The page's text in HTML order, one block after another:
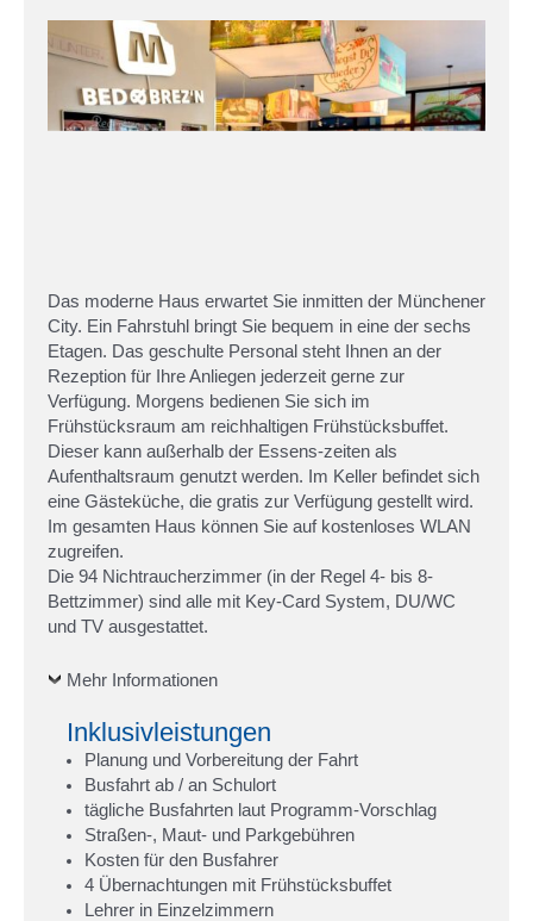
Das moderne Haus erwartet Sie inmitten der Münchener
City. Ein Fahrstuhl bringt Sie bequem in eine der sechs
Etagen. Das geschulte Personal steht Ihnen an der
Rezeption für Ihre Anliegen jederzeit gerne zur
Verfügung. Morgens bedienen Sie sich im
Frühstücksraum am reichhaltigen Frühstücksbuffet.
Dieser kann außerhalb der Essens-zeiten als
Aufenthaltsraum genutzt werden. Im Keller befindet sich
eine Gästeküche, die gratis zur Verfügung gestellt wird.
Im gesamten Haus können Sie auf kostenloses WLAN
zugreifen.
Die 94 Nichtraucherzimmer (in der Regel 4- bis 8-
Bettzimmer) sind alle mit Key-Card System, DU/WC
und TV ausgestattet.
Mehr Informationen
Inklusivleistungen
Planung und Vorbereitung der Fahrt
Busfahrt ab / an Schulort
tägliche Busfahrten laut Programm-Vorschlag
Straßen-, Maut- und Parkgebühren
Kosten für den Busfahrer
4 Übernachtungen mit Frühstücksbuffet
Lehrer in Einzelzimmern